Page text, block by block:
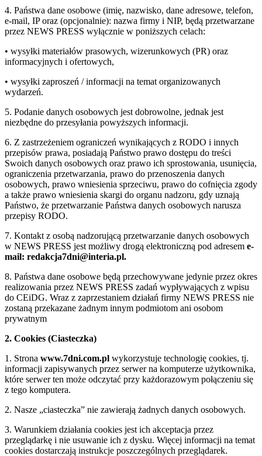
4. Państwa dane osobowe (imię, nazwisko, dane adresowe, telefon,
e-mail, IP oraz (opcjonalnie): nazwa firmy i NIP, będą przetwarzane
przez NEWS PRESS wyłącznie w poniższych celach:
• wysyłki materiałów prasowych, wizerunkowych (PR) oraz
informacyjnych i ofertowych,
• wysyłki zaproszeń / informacji na temat organizowanych
wydarzeń.
5. Podanie danych osobowych jest dobrowolne, jednak jest
niezbędne do przesyłania powyższych informacji.
6. Z zastrzeżeniem ograniczeń wynikających z RODO i innych
przepisów prawa, posiadają Państwo prawo dostępu do treści
Swoich danych osobowych oraz prawo ich sprostowania, usunięcia,
ograniczenia przetwarzania, prawo do przenoszenia danych
osobowych, prawo wniesienia sprzeciwu, prawo do cofnięcia zgody
a także prawo wniesienia skargi do organu nadzoru, gdy uznają
Państwo, że przetwarzanie Państwa danych osobowych narusza
przepisy RODO.
7. Kontakt z osobą nadzorującą przetwarzanie danych osobowych
w NEWS PRESS jest możliwy drogą elektroniczną pod adresem e-
mail: redakcja7dni@interia.pl.
8. Państwa dane osobowe będą przechowywane jedynie przez okres
realizowania przez NEWS PRESS zadań wypływających z wpisu
do CEiDG. Wraz z zaprzestaniem działań firmy NEWS PRESS nie
zostaną przekazane żadnym innym podmiotom ani osobom
prywatnym
2. Cookies (Ciasteczka)
1. Strona www.7dni.com.pl wykorzystuje technologię cookies, tj.
informacji zapisywanych przez serwer na komputerze użytkownika,
które serwer ten może odczytać przy każdorazowym połączeniu się
z tego komputera.
2. Nasze „ciasteczka” nie zawierają żadnych danych osobowych.
3. Warunkiem działania cookies jest ich akceptacja przez
przeglądarkę i nie usuwanie ich z dysku. Więcej informacji na temat
cookies dostarczają instrukcje poszczególnych przeglądarek.